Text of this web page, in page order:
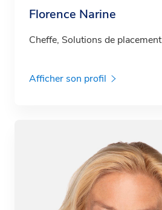
Florence Narine
Cheffe, Solutions de placement
Afficher son profil